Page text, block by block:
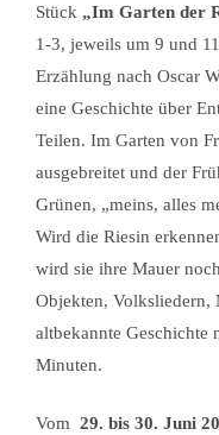
Stück „Im Garten der
1-3, jeweils um 9 und
Erzählung nach Oscar
eine Geschichte über
Teilen. Im Garten von
ausgebreitet und der
Grünen, „meins, alles
Wird die Riesin
wird sie ihre Mauer
Objekten, Volksliedern,
altbekannte Geschichte
Minuten.
Vom 29. bis 30. Juni